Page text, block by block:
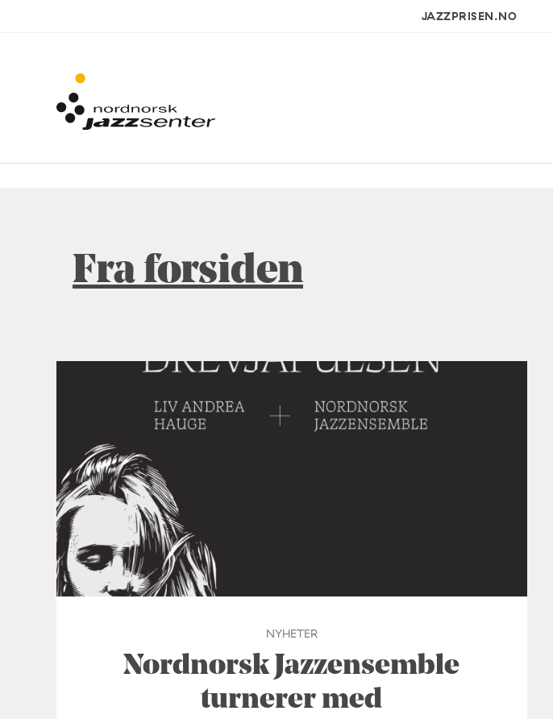
JAZZPRISEN.NO
Fra forsiden
NYHETER
Nordnorsk Jazzensemble
turnerer med